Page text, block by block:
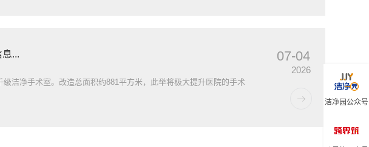
...
洁净手术室。改造总面积约881平方米，此举将极大提升医院的手术
07-04
2026
洁净园公众号